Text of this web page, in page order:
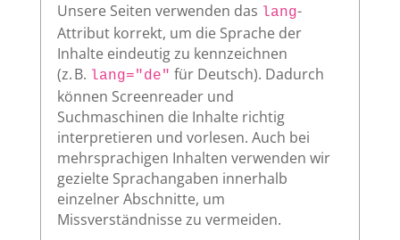
Unsere Seiten verwenden das lang-
Attribut korrekt, um die Sprache der
Inhalte eindeutig zu kennzeichnen
(z. B. lang="de" für Deutsch). Dadurch
können Screenreader und
Suchmaschinen die Inhalte richtig
interpretieren und vorlesen. Auch bei
mehrsprachigen Inhalten verwenden wir
gezielte Sprachangaben innerhalb
einzelner Abschnitte, um
Missverständnisse zu vermeiden.